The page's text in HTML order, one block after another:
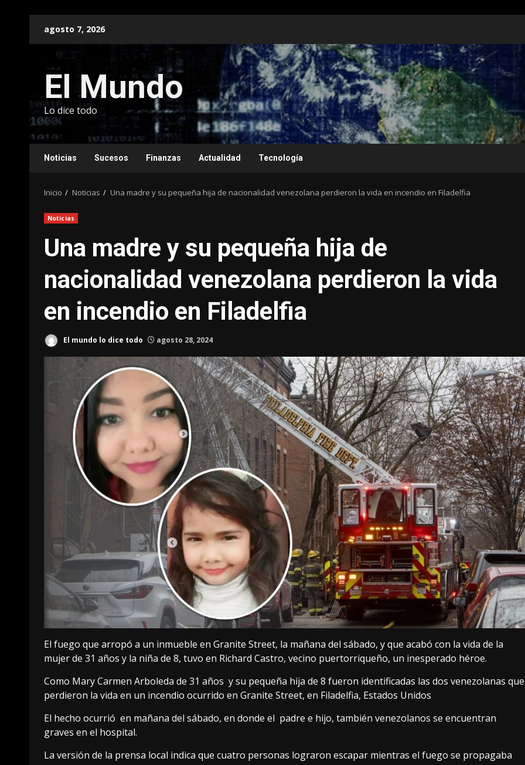
agosto 7, 2026
El Mundo
Lo dice todo
Noticias Sucesos Finanzas Actualidad Tecnología
Inicio Noticias Una madre y su pequeña hija de nacionalidad venezolana perdieron la vida en incendio en Filadelfia
Noticias
Una madre y su pequeña hija de
nacionalidad venezolana perdieron la vida
en incendio en Filadelfia
El mundo lo dice todo agosto 28, 2024
El fuego que arropó a un inmueble en Granite Street, la mañana del sábado, y que acabó con la vida de la
mujer de 31 años y la niña de 8, tuvo en Richard Castro, vecino puertorriqueño, un inesperado héroe.
Como Mary Carmen Arboleda de 31 años y su pequeña hija de 8 fueron identificadas las dos venezolanas que
perdieron la vida en un incendio ocurrido en Granite Street, en Filadelfia, Estados Unidos
El hecho ocurrió en mañana del sábado, en donde el padre e hijo, también venezolanos se encuentran
graves en el hospital.
La versión de la prensa local indica que cuatro personas lograron escapar mientras el fuego se propagaba